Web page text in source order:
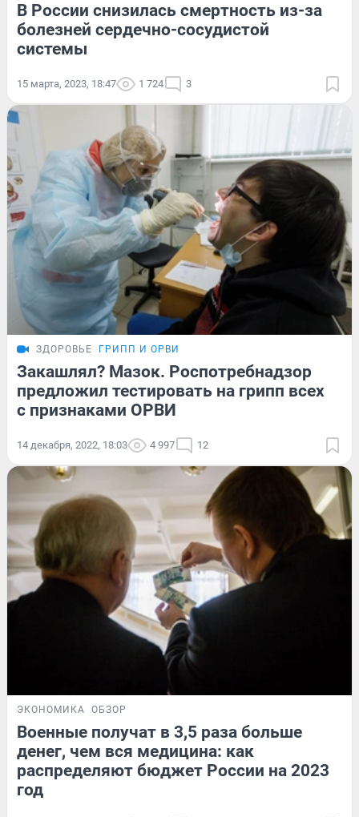
В России снизилась смертность из-за
болезней сердечно-сосудистой
системы
15 марта, 2023, 18:47 1 724 3
ЗДОРОВЬЕ ГРИПП И ОРВИ
Закашлял? Мазок. Роспотребнадзор
предложил тестировать на грипп всех
с признаками ОРВИ
14 декабря, 2022, 18:03 4 997 12
ЭКОНОМИКА ОБЗОР
Военные получат в 3,5 раза больше
денег, чем вся медицина: как
распределяют бюджет России на 2023
год